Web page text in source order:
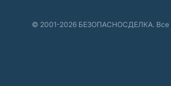
© 2001-2026 БЕЗОПАСНОСДЕЛКА. Все